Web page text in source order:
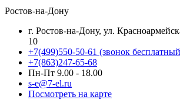
Ростов-на-Дону
г. Ростов-на-Дону, ул.
10
+7(499)550-50-61 (звонок
+7(863)247-65-68
Пн-Пт 9.00 - 18.00
s-e@7-el.ru
Посмотреть на карте